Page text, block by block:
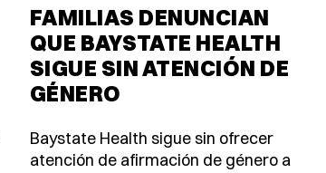
FAMILIAS DENUNCIAN
QUE BAYSTATE HEALTH
SIGUE SIN ATENCIÓN DE
GÉNERO
Baystate Health sigue sin ofrecer
atención de afirmación de género a